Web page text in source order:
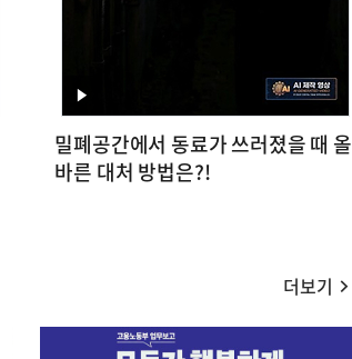
영
상
밀폐공간에서 동료가 쓰러졌을 때 올
바른 대처 방법은?!
카
더보기